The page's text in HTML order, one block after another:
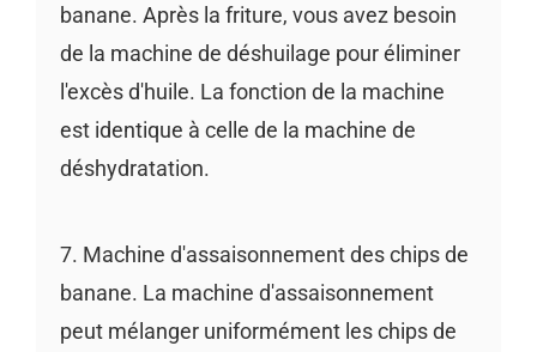
banane. Après la friture, vous avez besoin
de la machine de déshuilage pour éliminer
l'excès d'huile. La fonction de la machine
est identique à celle de la machine de
déshydratation.
7. Machine d'assaisonnement des chips de
banane. La machine d'assaisonnement
peut mélanger uniformément les chips de